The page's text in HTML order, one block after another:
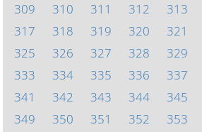
309
310 311 312 313
317
318 319 320 321
325
326 327 328 329
333
334 335 336 337
341
342 343 344 345
349
350 351 352 353